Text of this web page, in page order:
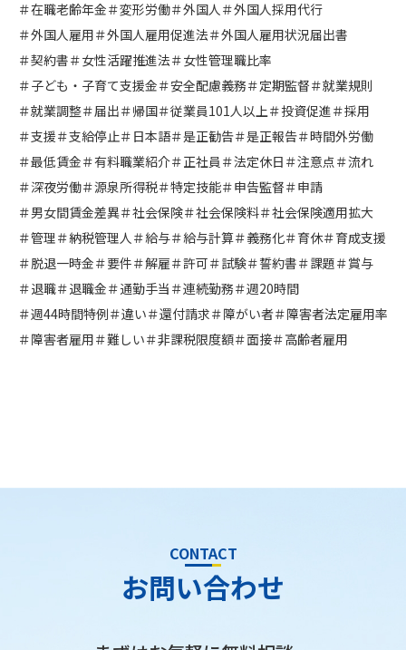
＃在職老齢年金＃変形労働＃外国人 ＃外国人採用代行
＃外国人雇用＃外国人雇用促進法＃外国人雇用状況届出書
＃契約書＃女性活躍推進法＃女性管理職比率
＃子ども・子育て支援金＃安全配慮義務＃定期監督＃就業規則
＃就業調整＃届出＃帰国＃従業員101人以上＃投資促進＃採用
＃支援＃支給停止＃日本語＃是正勧告＃是正報告＃時間外労働
＃最低賃金＃有料職業紹介＃正社員 ＃法定休日 ＃注意点 ＃流れ
＃深夜労働＃源泉所得税＃特定技能＃申告監督＃申請
＃男女間賃金差異＃社会保険＃社会保険料＃社会保険適用拡大
＃管理＃納税管理人 ＃給与＃給与計算＃義務化＃育休＃育成支援
＃脱退一時金＃要件＃解雇＃許可＃試験＃誓約書＃課題＃賞与
＃退職＃退職金＃通勤手当 ＃連続勤務＃週20時間
＃週44時間特例＃違い＃還付請求＃障がい者＃障害者法定雇用率
＃障害者雇用＃難しい＃非課税限度額＃面接＃高齢者雇用
CONTACT
お問い合わせ